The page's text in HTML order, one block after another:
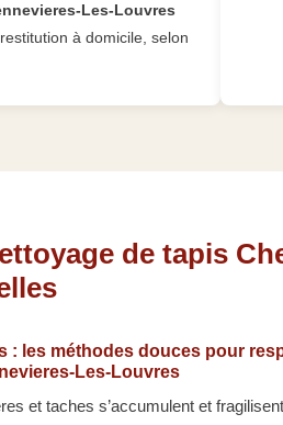
Les-Louvres
à domicile, selon
de tapis
: les méthodes douces pour
Les-Louvres
et taches s’accumulent et